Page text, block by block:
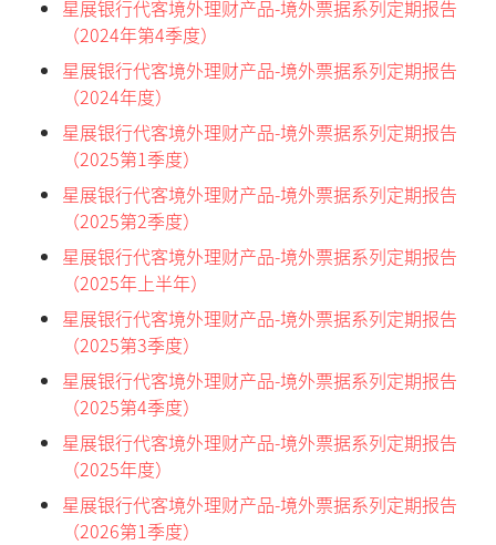
星展银行代客境外理财产品-境外票据系列定期报告
（2024年第4季度）
星展银行代客境外理财产品-境外票据系列定期报告
（2024年度）
星展银行代客境外理财产品-境外票据系列定期报告
（2025第1季度）
星展银行代客境外理财产品-境外票据系列定期报告
（2025第2季度）
星展银行代客境外理财产品-境外票据系列定期报告
（2025年上半年）
星展银行代客境外理财产品-境外票据系列定期报告
（2025第3季度）
星展银行代客境外理财产品-境外票据系列定期报告
（2025第4季度）
星展银行代客境外理财产品-境外票据系列定期报告
（2025年度）
星展银行代客境外理财产品-境外票据系列定期报告
（2026第1季度）